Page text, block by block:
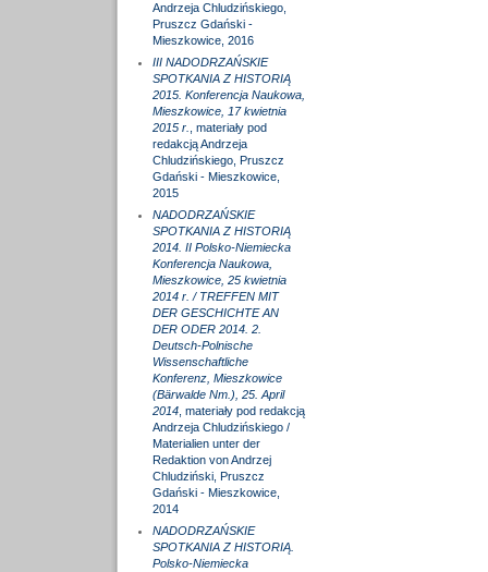
Andrzeja Chludzińskiego,
Pruszcz Gdański -
Mieszkowice, 2016
III NADODRZAŃSKIE
SPOTKANIA Z HISTORIĄ
2015. Konferencja Naukowa,
Mieszkowice, 17 kwietnia
2015 r.
, materiały pod
redakcją Andrzeja
Chludzińskiego, Pruszcz
Gdański - Mieszkowice,
2015
NADODRZAŃSKIE
SPOTKANIA Z HISTORIĄ
2014. II Polsko-Niemiecka
Konferencja Naukowa,
Mieszkowice, 25 kwietnia
2014 r. / TREFFEN MIT
DER GESCHICHTE AN
DER ODER 2014. 2.
Deutsch-Polnische
Wissenschaftliche
Konferenz, Mieszkowice
(Bärwalde Nm.), 25. April
2014, materiały pod redakcją
Andrzeja Chludzińskiego /
Materialien unter der
Redaktion von Andrzej
Chludziński, Pruszcz
Gdański - Mieszkowice,
2014
NADODRZAŃSKIE
SPOTKANIA Z HISTORIĄ.
Polsko-Niemiecka